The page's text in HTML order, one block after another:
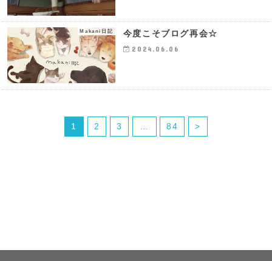
Makani日記 今度こそブログ再会☆
2024.06.06
1 2 3 84 >